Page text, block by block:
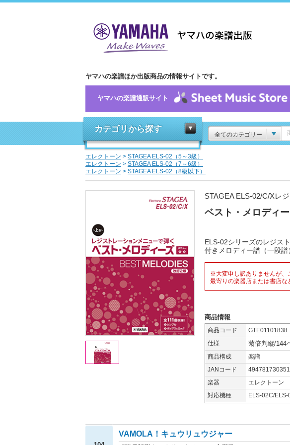
ヤマハの楽譜ほか出版商品の情報サイトです。
ヤマハの楽譜通販サイト
カテゴリから探す
全てのカテゴリー
エレクトーン > STAGEA ELS-02（5～3級）
エレクトーン > STAGEA ELS-02（7～6級）
エレクトーン > STAGEA ELS-02（8級以下）
STAGEA ELS-02/C/Xレ
ベスト・メロディ
ELS-02シリーズのレジス
付きメロディー譜（一段譜
※大変申し訳ありませんが、
最寄りの楽器店または書店な
商品情報
商品コード GTE01101838
仕様
菊倍判縦/144
商品構成
楽譜
JANコード
楽器
エレクトーン
対応機種
ELS-02C/ELS-
VAMOLA！キュウリュウジャー